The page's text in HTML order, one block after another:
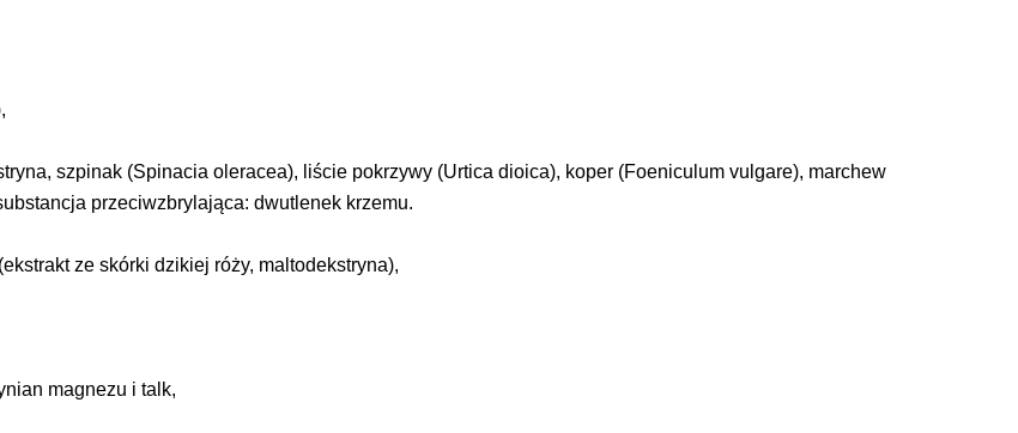
szpinak (Spinacia oleracea), liście pokrzywy (Urtica dioica), koper (Foeniculum vulgare), marchew
przeciwzbrylająca: dwutlenek krzemu.
ze skórki dzikiej róży, maltodekstryna),
magnezu i talk,